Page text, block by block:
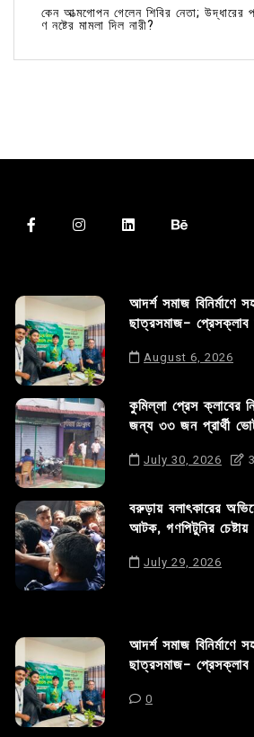
কেন আত্মগোপন গেলেন শিবির নেতা;
ণ নষ্টের মামলা দিল নারী?
আদর্শ সমাজ বিনির্মাণে
ছাত্রসমাজ- প্রেসক্লাব
August 6, 2026
কুমিল্লা প্রেস ক্লাবের
জন্য ৩৩ জন প্রার্থী
July 30, 2026
বরুড়ায় বলাৎকারের
আটক, গণপিটুনির
July 29, 2026
আদর্শ সমাজ বিনির্মাণে
ছাত্রসমাজ- প্রেসক্লাব
0